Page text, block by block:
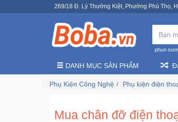
269/18 Đ. Lý Thường Kiệt, Phường Phú Thọ,
phun
DANH MỤC SẢN PHẨM
Phụ Kiện Công Nghệ Phụ kiện điện
Mua chân đỡ điện